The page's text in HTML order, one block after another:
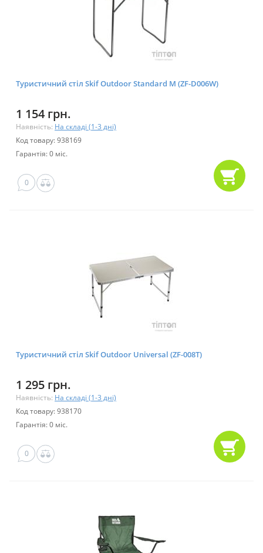
Туристичний стіл Skif Outdoor Standard M (ZF-D006W)
1 154 грн.
Наявність: На складі (1-3 дні)
Код товару: 938169
Гарантія: 0 міс.
0
Туристичний стіл Skif Outdoor Universal (ZF-008T)
1 295 грн.
Наявність: На складі (1-3 дні)
Код товару: 938170
Гарантія: 0 міс.
0